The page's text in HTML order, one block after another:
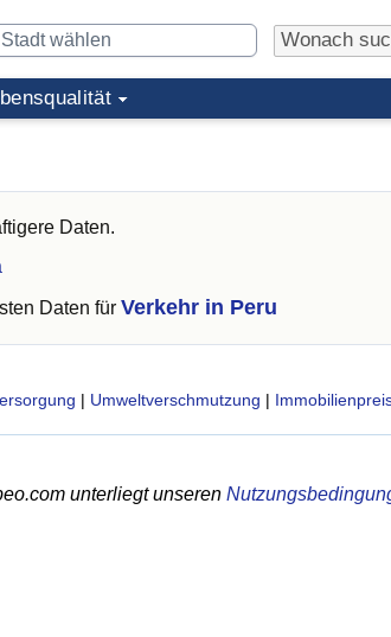
Daten.
Daten für Verkehr in Peru
| Umweltverschmutzung |
unterliegt unseren